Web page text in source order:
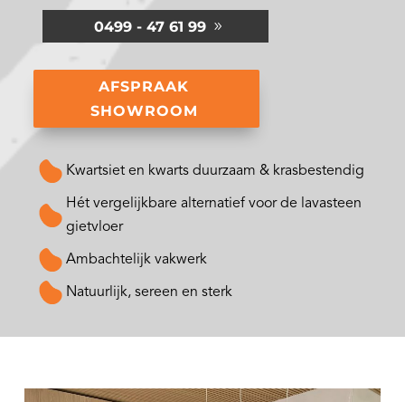
0499 - 47 61 99
AFSPRAAK
SHOWROOM
Kwartsiet en kwarts duurzaam & krasbestendig
Hét vergelijkbare alternatief voor de lavasteen
gietvloer
Ambachtelijk vakwerk
Natuurlijk, sereen en sterk